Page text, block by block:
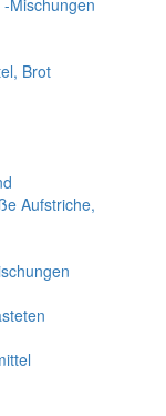
Mischungen
Brot
Aufstriche,